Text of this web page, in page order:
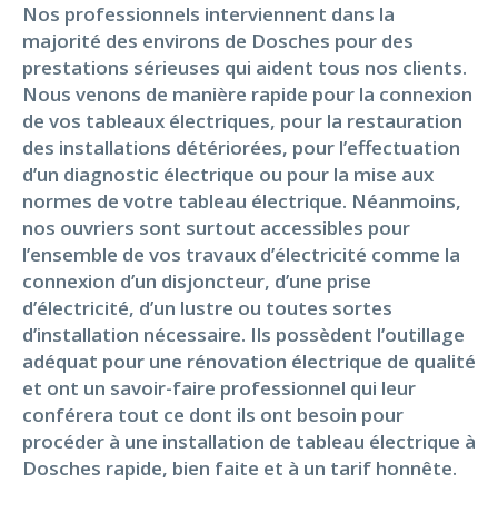
Nos professionnels interviennent dans la
majorité des environs de Dosches pour des
prestations sérieuses qui aident tous nos clients.
Nous venons de manière rapide pour la connexion
de vos tableaux électriques, pour la restauration
des installations détériorées, pour l’effectuation
d’un diagnostic électrique ou pour la mise aux
normes de votre tableau électrique. Néanmoins,
nos ouvriers sont surtout accessibles pour
l’ensemble de vos travaux d’électricité comme la
connexion d’un disjoncteur, d’une prise
d’électricité, d’un lustre ou toutes sortes
d’installation nécessaire. Ils possèdent l’outillage
adéquat pour une rénovation électrique de qualité
et ont un savoir-faire professionnel qui leur
conférera tout ce dont ils ont besoin pour
procéder à une installation de tableau électrique à
Dosches rapide, bien faite et à un tarif honnête.